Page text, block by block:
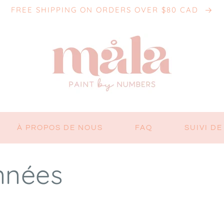
FREE SHIPPING ON ORDERS OVER $80 CAD
À PROPOS DE NOUS FAQ SUIVI DE